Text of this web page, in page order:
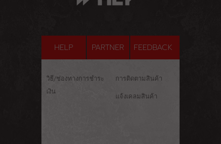
HELP PARTNER FEEDBACK
วิธี/ช่องทางการชำระ
เงิน
การติดตามสินค้า
แจ้งเคลมสินค้า